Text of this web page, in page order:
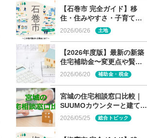
【石巻市 完全ガイド】移
住・住みやすさ・子育て～
この街が選ばれる理由と
2026/06/26 土地
【2026年度版】最新の新築
住宅補助金〜変更点や賢い
選び方は〜
2026/06/20 補助金・税金
宮城の住宅相談窓口比較｜
SUUMOカウンターと建てる
窓口の 土地情報・メーカー
経営審査・専門性の違い
2026/05/25 総合トピック